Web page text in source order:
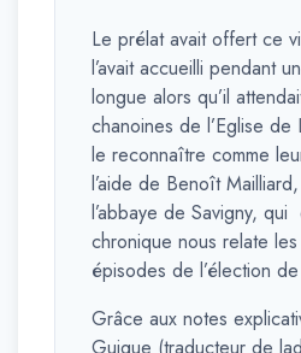
Le prélat avait offert ce
l’avait accueilli pendant
longue alors qu’il
chanoines de l’Eglise de
le reconnaître comme
l’aide de Benoît
l’abbaye de Savigny, qui
chronique nous relate
épisodes de l’élection
Grâce aux notes